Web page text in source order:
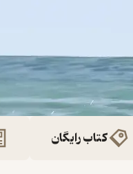
کتاب رایگان